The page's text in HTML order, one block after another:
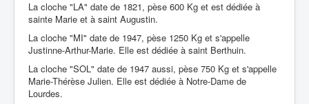
La cloche "LA" date de 1821, pèse 600 Kg et est dédiée à
sainte Marie et à saint Augustin.
La cloche "MI" date de 1947, pèse 1250 Kg et s'appelle
Justinne-Arthur-Marie. Elle est dédiée à saint Berthuin.
La cloche "SOL" date de 1947 aussi, pèse 750 Kg et s'appelle
Marie-Thérèse Julien. Elle est dédiée à Notre-Dame de
Lourdes.